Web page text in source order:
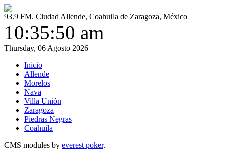
93.9 FM. Ciudad Allende, Coahuila de Zaragoza, México
10:35:50 am
Thursday, 06 Agosto 2026
Inicio
Allende
Morelos
Nava
Villa Unión
Zaragoza
Piedras Negras
Coahuila
CMS modules by everest poker.